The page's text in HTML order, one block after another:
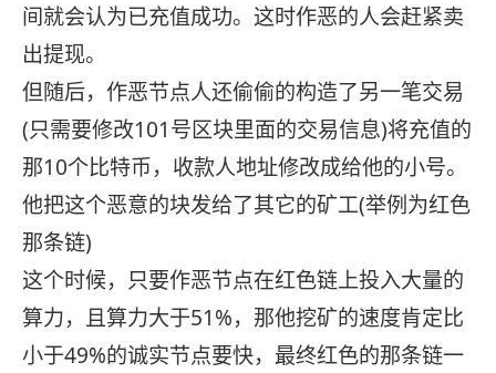
间就会认为已充值成功。这时作恶的人会赶紧卖
出提现。
但随后，作恶节点人还偷偷的构造了另一笔交易
(只需要修改101号区块里面的交易信息)将充值的
那10个比特币，收款人地址修改成给他的小号。
他把这个恶意的块发给了其它的矿工(举例为红色
那条链)
这个时候，只要作恶节点在红色链上投入大量的
算力，且算力大于51%，那他挖矿的速度肯定比
小于49%的诚实节点要快，最终红色的那条链一